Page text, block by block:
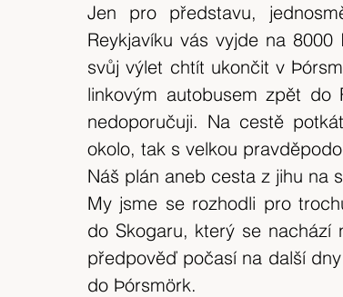
Jen pro představu,
Reykjavíku vás vyjde na
svůj výlet chtít ukončit v
linkovým autobusem zpět do
nedoporučuji. Na cestě
okolo, tak s velkou
Náš plán aneb cesta z jihu na
My jsme se rozhodli pro
do Skogaru, který se nachází
předpověď počasí na další
do Þórsmörk.